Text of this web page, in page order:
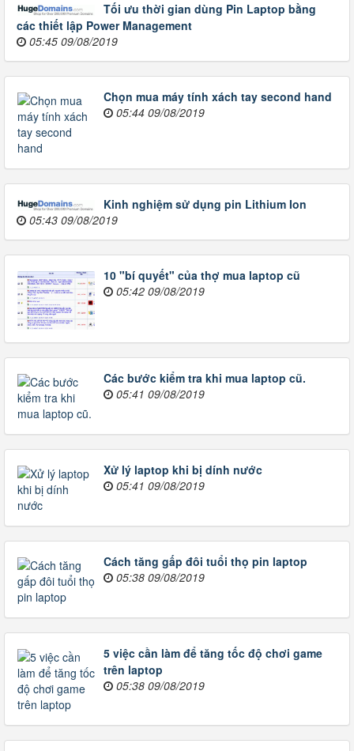
Tối ưu thời gian dùng Pin Laptop bằng
các thiết lập Power Management
05:45 09/08/2019
Chọn mua máy tính xách tay second hand
05:44 09/08/2019
Kinh nghiệm sử dụng pin Lithium Ion
05:43 09/08/2019
10 "bí quyết" của thợ mua laptop cũ
05:42 09/08/2019
Các bước kiểm tra khi mua laptop cũ.
05:41 09/08/2019
Xử lý laptop khi bị dính nước
05:41 09/08/2019
Cách tăng gấp đôi tuổi thọ pin laptop
05:38 09/08/2019
5 việc cần làm để tăng tốc độ chơi game
trên laptop
05:38 09/08/2019